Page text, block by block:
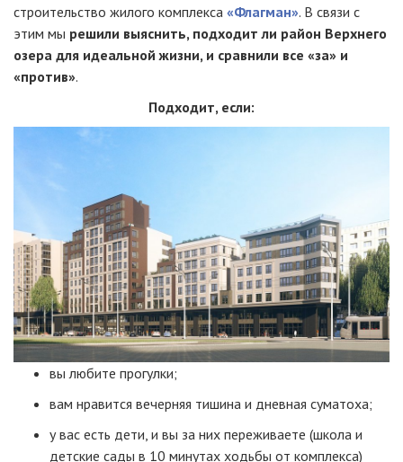
строительство жилого комплекса «Флагман». В связи с
этим мы решили выяснить, подходит ли район Верхнего
озера для идеальной жизни, и сравнили все «за» и
«против».
Подходит, если:
вы любите прогулки;
вам нравится вечерняя тишина и дневная суматоха;
у вас есть дети, и вы за них переживаете (школа и
детские сады в 10 минутах ходьбы от комплекса)